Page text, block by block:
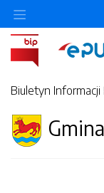
Biuletyn Informacji